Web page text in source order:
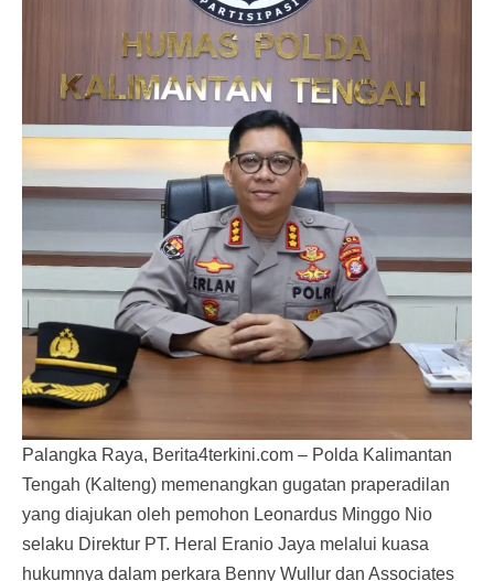
Palangka Raya, Berita4terkini.com – Polda Kalimantan
Tengah (Kalteng) memenangkan gugatan praperadilan
yang diajukan oleh pemohon Leonardus Minggo Nio
selaku Direktur PT. Heral Eranio Jaya melalui kuasa
hukumnya dalam perkara Benny Wullur dan Associates